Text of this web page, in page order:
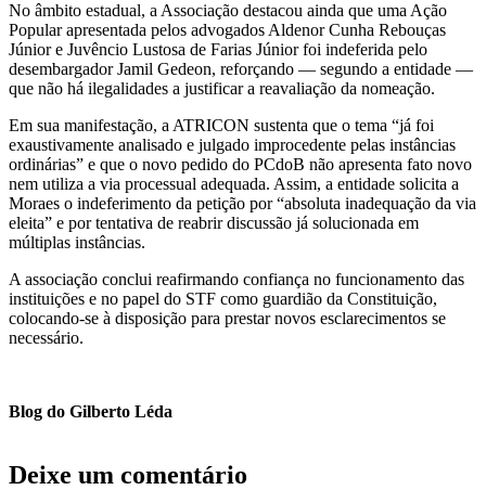
No âmbito estadual, a Associação destacou ainda que uma Ação
Popular apresentada pelos advogados Aldenor Cunha Rebouças
Júnior e Juvêncio Lustosa de Farias Júnior foi indeferida pelo
desembargador Jamil Gedeon, reforçando — segundo a entidade —
que não há ilegalidades a justificar a reavaliação da nomeação.
Em sua manifestação, a ATRICON sustenta que o tema “já foi
exaustivamente analisado e julgado improcedente pelas instâncias
ordinárias” e que o novo pedido do PCdoB não apresenta fato novo
nem utiliza a via processual adequada. Assim, a entidade solicita a
Moraes o indeferimento da petição por “absoluta inadequação da via
eleita” e por tentativa de reabrir discussão já solucionada em
múltiplas instâncias.
A associação conclui reafirmando confiança no funcionamento das
instituições e no papel do STF como guardião da Constituição,
colocando-se à disposição para prestar novos esclarecimentos se
necessário.
Blog do Gilberto Léda
Deixe um comentário